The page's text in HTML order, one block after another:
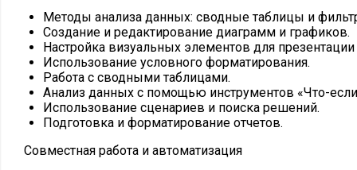
Методы анализа данных: сводные таблицы и
Создание и редактирование диаграмм и графиков.
Настройка визуальных элементов для
Использование условного форматирования.
Работа с сводными таблицами.
Анализ данных с помощью инструментов «Что-
Использование сценариев и поиска решений.
Подготовка и форматирование отчетов.
Совместная работа и автоматизация